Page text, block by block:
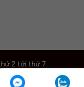
2 tới thứ 7